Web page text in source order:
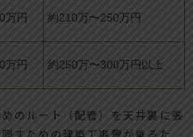
万円 約210万〜250万円
万円 約250万〜300万円以上
のルート（配管）を天井裏に張
すための建築工事費が乗るた